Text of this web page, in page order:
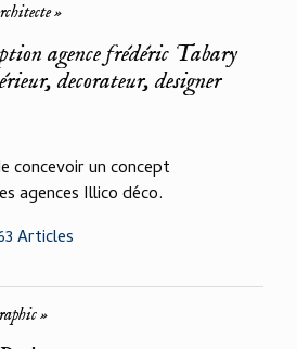
»
agence frédéric Tabary
decorateur, designer
concevoir un concept
agences Illico déco.
Articles
»